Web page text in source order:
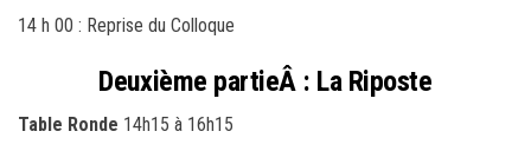
14 h 00 : Reprise du Colloque
Deuxième partieÂ : La Riposte
Table Ronde 14h15 à 16h15